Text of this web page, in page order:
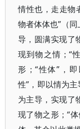
情性也，走走
物者体体也”（
导，圆满实现了
现到物之情；“
形；“性体”，
性”，即以情为
为主导，实现了
现了物之形；“